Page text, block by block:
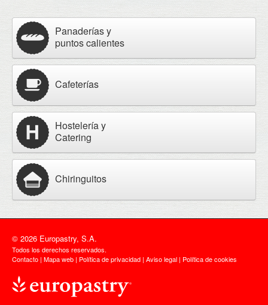
Panaderías y
puntos calientes
Cafeterías
Hostelería y
Catering
Chiringuitos
© 2026 Europastry, S.A.
Todos los derechos reservados.
Contacto | Mapa web | Política de privacidad | Aviso legal | Política de cookies